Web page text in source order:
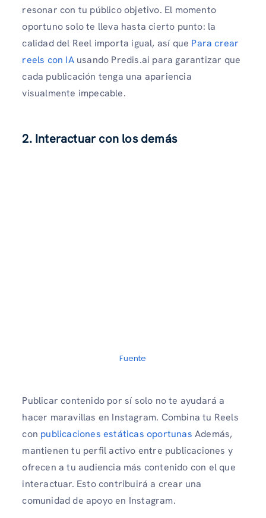
resonar con tu público objetivo. El momento
oportuno solo te lleva hasta cierto punto: la
calidad del Reel importa igual, así que Para crear
reels con IAusando Predis.ai para garantizar que
cada publicación tenga una apariencia
visualmente impecable.
2. Interactuar con los demás
Fuente
Publicar contenido por sí solo no te ayudará a
hacer maravillas en Instagram. Combina tu Reels
con publicaciones estáticas oportunas Además,
mantienen tu perfil activo entre publicaciones y
ofrecen a tu audiencia más contenido con el que
interactuar. Esto contribuirá a crear una
comunidad de apoyo en Instagram.